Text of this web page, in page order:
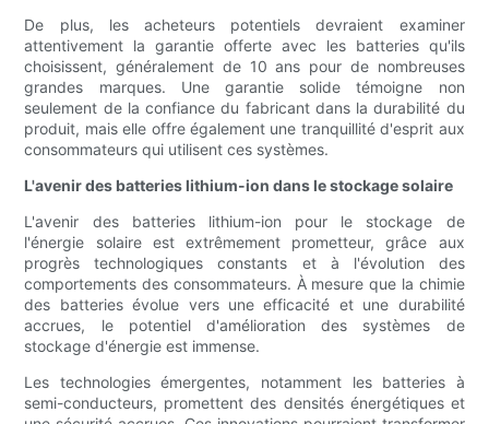
De plus, les acheteurs potentiels devraient examiner
attentivement la garantie offerte avec les batteries qu'ils
choisissent, généralement de 10 ans pour de nombreuses
grandes marques. Une garantie solide témoigne non
seulement de la confiance du fabricant dans la durabilité du
produit, mais elle offre également une tranquillité d'esprit aux
consommateurs qui utilisent ces systèmes.
L'avenir des batteries lithium-ion dans le stockage solaire
L'avenir des batteries lithium-ion pour le stockage de
l'énergie solaire est extrêmement prometteur, grâce aux
progrès technologiques constants et à l'évolution des
comportements des consommateurs. À mesure que la chimie
des batteries évolue vers une efficacité et une durabilité
accrues, le potentiel d'amélioration des systèmes de
stockage d'énergie est immense.
Les technologies émergentes, notamment les batteries à
semi-conducteurs, promettent des densités énergétiques et